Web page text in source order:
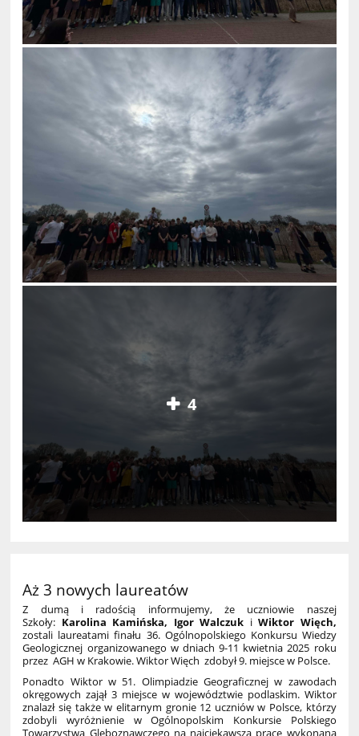
4
Aż 3 nowych laureatów
Z dumą i radością informujemy, że uczniowie naszej
Szkoły: Karolina Kamińska, Igor Walczuk iWiktor Więch,
zostali laureatami finału 36. Ogólnopolskiego Konkursu Wiedzy
Geologicznej organizowanego w dniach 9-11 kwietnia 2025 roku
przez AGH w Krakowie. Wiktor Więch zdobył 9. miejsce w Polsce.
Ponadto Wiktor w 51. Olimpiadzie Geograficznej w zawodach
okręgowych zajął 3 miejsce w województwie podlaskim. Wiktor
znalazł się także w elitarnym gronie 12 uczniów w Polsce, którzy
zdobyli wyróżnienie w Ogólnopolskim Konkursie Polskiego
Towarzystwa Gleboznawczego na najciekawszą pracę wykonaną